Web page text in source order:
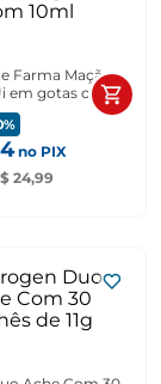
Farma Maçã
em gotas com
no PIX
24,99